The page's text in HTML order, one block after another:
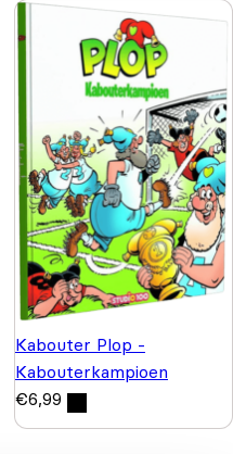
Kabouter Plop -
Kabouterkampioen
€6,99